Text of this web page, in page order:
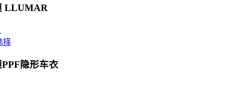
LLUMAR
择
隐形车衣